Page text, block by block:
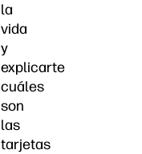
la
vida
y
explicarte
cuáles
son
las
tarjetas